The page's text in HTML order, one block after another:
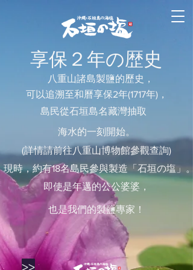
享保 ２ 年の歴史
八重山諸島製鹽的歷史，
可以追溯至和曆享保2年(1717年)，
島民從石垣島名藏灣抽取
海水的一刻開始。
(詳情請前往八重山博物館參觀查詢)
現時，約有18名島民參與製造「石垣の塩」。
即使是年邁的公公婆婆，
也是我們的製鹽專家！